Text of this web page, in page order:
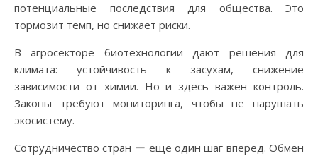
потенциальные последствия для общества. Это
тормозит темп, но снижает риски.
В агросекторе биотехнологии дают решения для
климата: устойчивость к засухам, снижение
зависимости от химии. Но и здесь важен контроль.
Законы требуют мониторинга, чтобы не нарушать
экосистему.
Сотрудничество стран ー ещё один шаг вперёд. Обмен